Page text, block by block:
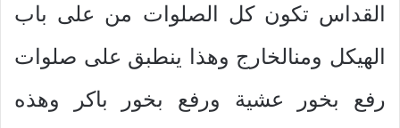
القداس تكون كل الصلوات من على باب
الهيكل ومنالخارج وهذا ينطبق على صلوات
رفع بخور عشية ورفع بخور باكر وهذه